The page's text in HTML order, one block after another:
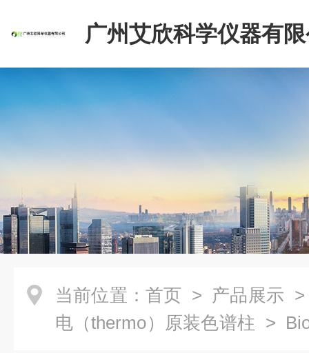
广州艾欣科学仪器有
当前位置： 首页 > 产品展示
电（thermo）原装色谱柱 >